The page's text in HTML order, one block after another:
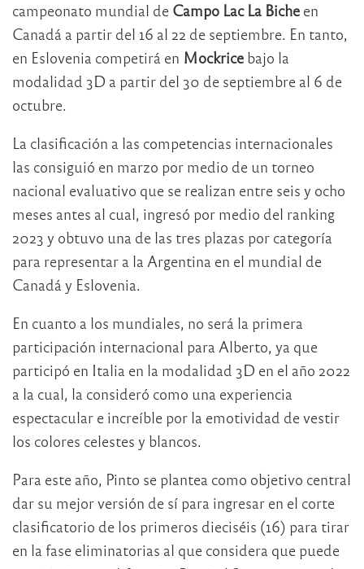
campeonato mundial de Campo Lac La Biche en
Canadá a partir del 16 al 22 de septiembre. En tanto,
en Eslovenia competirá en Mockrice bajo la
modalidad 3D a partir del 30 de septiembre al 6 de
octubre.
La clasificación a las competencias internacionales
las consiguió en marzo por medio de un torneo
nacional evaluativo que se realizan entre seis y ocho
meses antes al cual, ingresó por medio del ranking
2023 y obtuvo una de las tres plazas por categoría
para representar a la Argentina en el mundial de
Canadá y Eslovenia.
En cuanto a los mundiales, no será la primera
participación internacional para Alberto, ya que
participó en Italia en la modalidad 3D en el año 2022
a la cual, la consideró como una experiencia
espectacular e increíble por la emotividad de vestir
los colores celestes y blancos.
Para este año, Pinto se plantea como objetivo central
dar su mejor versión de sí para ingresar en el corte
clasificatorio de los primeros dieciséis (16) para tirar
en la fase eliminatorias al que considera que puede